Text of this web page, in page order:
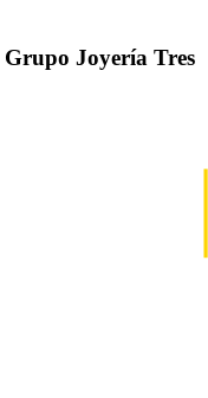
Grupo Joyería Tres